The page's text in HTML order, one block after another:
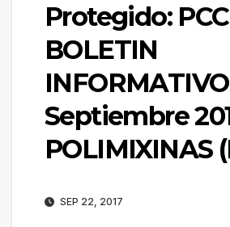
Protegido:
BOLETIN
Septiembre
POLIMIXINAS
SEP 22, 2017